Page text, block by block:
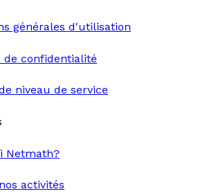
générales d'utilisation
de confidentialité
niveau de service
Netmath?
activités